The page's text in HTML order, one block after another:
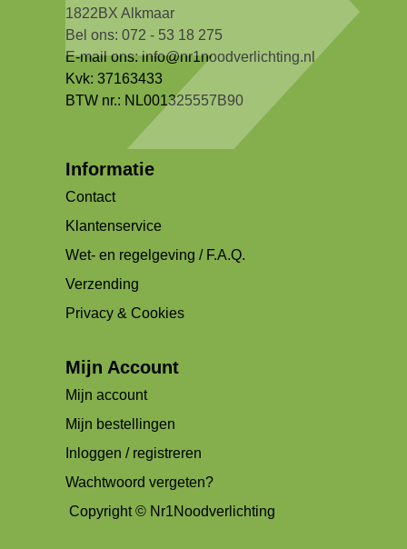
1822BX Alkmaar
Bel ons: 072 - 53 18 275
E-mail ons:info@nr1noodverlichting.nl
Kvk: 37163433
BTW nr.: NL001325557B90
Informatie
Contact
Klantenservice
Wet- en regelgeving / F.A.Q.
Verzending
Privacy & Cookies
Mijn Account
Mijn account
Mijn bestellingen
Inloggen / registreren
Wachtwoord vergeten?
Copyright © Nr1Noodverlichting